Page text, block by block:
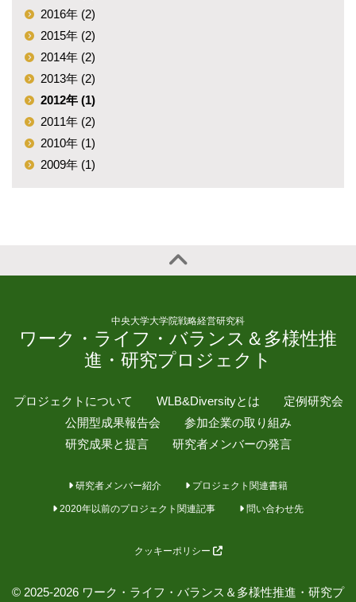
2016年 (2)
2015年 (2)
2014年 (2)
2013年 (2)
2012年 (1)
2011年 (2)
2010年 (1)
2009年 (1)
中央大学大学院戦略経営研究科
ワーク・ライフ・バランス＆多様性推
進・研究プロジェクト
プロジェクトについて WLB&Diversityとは
定例研究会
公開型成果報告会
参加企業の取り組み
研究成果と提言
研究者メンバーの発言
研究者メンバー紹介 プロジェクト関連書籍
2020年以前のプロジェクト関連記事 問い合わせ先
クッキーポリシー
© 2025-2026 ワーク・ライフ・バランス＆多様性推進・研究プ